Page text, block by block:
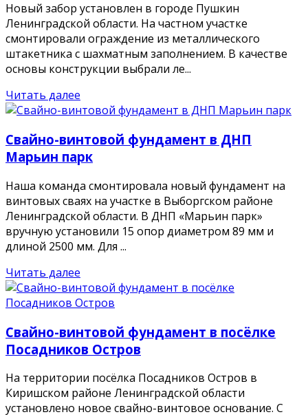
Новый забор установлен в городе Пушкин
Ленинградской области. На частном участке
смонтировали ограждение из металлического
штакетника с шахматным заполнением. В качестве
основы конструкции выбрали ле...
Читать далее
Свайно-винтовой фундамент в ДНП
Марьин парк
Наша команда смонтировала новый фундамент на
винтовых сваях на участке в Выборгском районе
Ленинградской области. В ДНП «Марьин парк»
вручную установили 15 опор диаметром 89 мм и
длиной 2500 мм. Для ...
Читать далее
Свайно-винтовой фундамент в посёлке
Посадников Остров
На территории посёлка Посадников Остров в
Киришском районе Ленинградской области
установлено новое свайно-винтовое основание. С